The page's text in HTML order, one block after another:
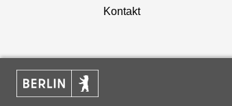
Kontakt